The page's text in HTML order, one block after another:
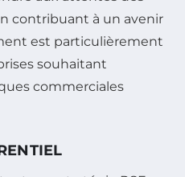
contribuant à un avenir
est particulièrement
souhaitant
commerciales